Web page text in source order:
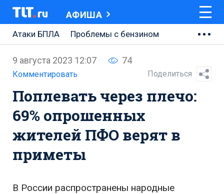
АФИША
Атаки БПЛА
Проблемы с бензином
Ремонт Центральной площади
Ремонт Обводного шоссе
Набережная Тольятти
Неделя Тольятти
9 августа 2023 12:07 74
Комментировать Поделиться
Поплевать через плечо:
69% опрошенных
жителей ПФО верят в
приметы
В России распространены народные